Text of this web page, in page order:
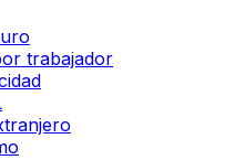
trabajador